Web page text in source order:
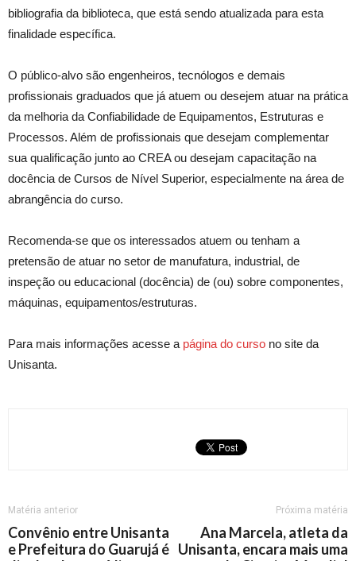
bibliografia da biblioteca, que está sendo atualizada para esta
finalidade específica.
O público-alvo são engenheiros, tecnólogos e demais
profissionais graduados que já atuem ou desejem atuar na prática
da melhoria da Confiabilidade de Equipamentos, Estruturas e
Processos. Além de profissionais que desejam complementar
sua qualificação junto ao CREA ou desejam capacitação na
docência de Cursos de Nível Superior, especialmente na área de
abrangência do curso.
Recomenda-se que os interessados atuem ou tenham a
pretensão de atuar no setor de manufatura, industrial, de
inspeção ou educacional (docência) de (ou) sobre componentes,
máquinas, equipamentos/estruturas.
Para mais informações acesse a página do curso no site da
Unisanta.
Matéria anterior
Convênio entre Unisanta
e Prefeitura do Guarujá é
Próxima matéria
Ana Marcela, atleta da
Unisanta, encara mais uma